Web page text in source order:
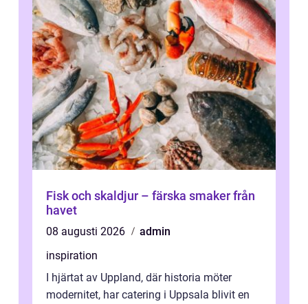
Fisk och skaldjur – färska smaker från
havet
08 augusti 2026
admin
inspiration
I hjärtat av Uppland, där historia möter
modernitet, har catering i Uppsala blivit en